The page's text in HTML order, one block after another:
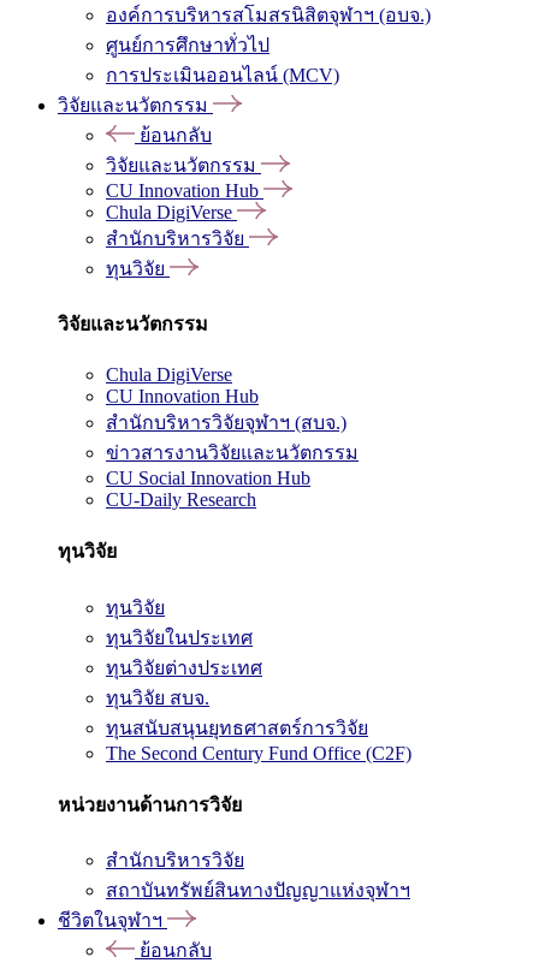
องค์การบริหารสโมสรนิสิตจุฬาฯ (อบจ.)
ศูนย์การศึกษาทั่วไป
การประเมินออนไลน์ (MCV)
วิจัยและนวัตกรรม
ย้อนกลับ
วิจัยและนวัตกรรม
CU Innovation Hub
Chula DigiVerse
สำนักบริหารวิจัย
ทุนวิจัย
วิจัยและนวัตกรรม
Chula DigiVerse
CU Innovation Hub
สำนักบริหารวิจัยจุฬาฯ (สบจ.)
ข่าวสารงานวิจัยและนวัตกรรม
CU Social Innovation Hub
CU-Daily Research
ทุนวิจัย
ทุนวิจัย
ทุนวิจัยในประเทศ
ทุนวิจัยต่างประเทศ
ทุนวิจัย สบจ.
ทุนสนับสนุนยุทธศาสตร์การวิจัย
The Second Century Fund Office (C2F)
หน่วยงานด้านการวิจัย
สำนักบริหารวิจัย
สถาบันทรัพย์สินทางปัญญาแห่งจุฬาฯ
ชีวิตในจุฬาฯ
ย้อนกลับ